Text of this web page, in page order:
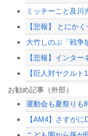
お勧め記事（外部）